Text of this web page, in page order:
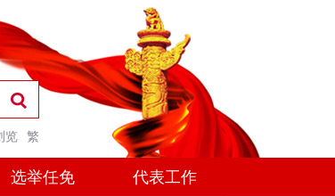
繁
览
选举任免 代表工作